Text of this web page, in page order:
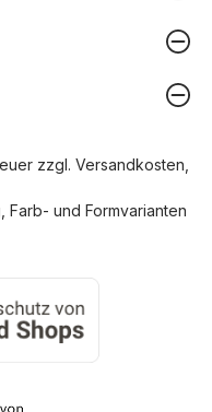
zzgl. Versandkosten
Farb- und Formvarianten